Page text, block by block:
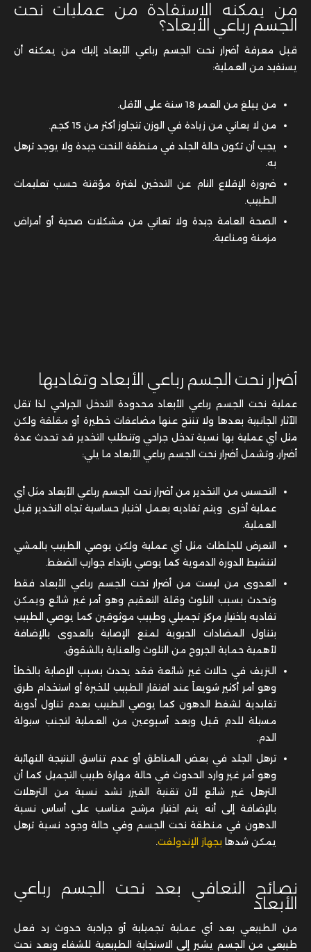
من يمكنه الاستفادة من عمليات نحت
الجسم رباعي الأبعاد؟
قبل معرفة أضرار نحت الجسم رباعي الأبعاد إليك من يمكنه أن
يستفيد من العملية:
من يبلغ من العمر 18 سنة على الأقل.
من لا يعاني من زيادة في الوزن تتجاوز أكثر من 15 كجم.
يجب أن تكون حالة الجلد في منطقة النحت جيدة ولا يوجد ترهل
به.
ضرورة الإقلاع التام عن التدخين لفترة مؤقتة حسب تعليمات
الطبيب.
الصحة العامة جيدة ولا تعاني من مشكلات صحية أو أمراض
مزمنة ومناعية.
أضرار نحت الجسم رباعي الأبعاد وتفاديها
عملية نحت الجسم رباعي الأبعاد محدودة التدخل الجراحي لذا تقل
الآثار الجانبية بعدها ولا تنتج عنها مضاعفات خطيرة أو مقلقة ولكن
مثل أي عملية بها نسبة تدخل جراحي وتتطلب التخدير قد تحدث عدة
أضرار، وتشمل أضرار نحت الجسم رباعي الأبعاد ما يلي:
التحسس من التخدير من أضرار نحت الجسم رباعي الأبعاد مثل أي
عملية أخرى ويتم تفاديه بعمل اختبار حساسية تجاه التخدير قبل
العملية.
التعرض للجلطات مثل أي عملية ولكن يوصي الطبيب بالمشي
لتنشيط الدورة الدموية كما يوصي بارتداء جوارب الضغط.
العدوى من ليست من أضرار نحت الجسم رباعي الأبعاد فقط
وتحدث بسبب التلوث وقلة التعقيم وهو أمر غير شائع ويمكن
تفاديه باختيار مركز تجميلي وطبيب موثوقين كما يوصي الطبيب
بتناول المضادات الحيوية لمنع الإصابة بالعدوى بالإضافة
لأهمية حماية الجروح من التلوث والعناية بالشقوق.
النزيف في حالات غير شائعة فقد يحدث بسبب الإصابة بالخطأ
وهو أمر أكثير شويعاً عند افتقار الطبيب للخبرة أو استخدام طرق
تقليدية لشفط الدهون كما يوصي الطبيب بعدم تناول أدوية
مسيلة للدم قبل وبعد أسبوعين من العملية لتجنب سيولة
الدم.
ترهل الجلد في بعض المناطق أو عدم تناسق النتيجة النهائية
وهو أمر غير وارد الحدوث في حالة مهارة طبيب التجميل كما أن
الترهل غير شائع لأن تقنية الفيزر تشد نسبة من الترهلات
بالإضافة إلى أنه يتم اختيار مرشح مناسب على أساس نسبة
الدهون في منطقة نحت الجسم وفي حالة وجود نسبة ترهل
يمكن شدها بجهاز الإندولفت
نصائح التعافي بعد نحت الجسم رباعي
الأبعاد
من الطبيعي بعد أي عملية تجميلية أو جراحية حدوث رد فعل
طبيعي من الجسم يشير إلى الاستجابة الطبيعية للشفاء وبعد نحت